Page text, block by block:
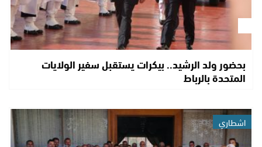
بحضور ولد الرشيد.. بيكرات يستقبل سفير الولايات
المتحدة بالرباط
اشطاري